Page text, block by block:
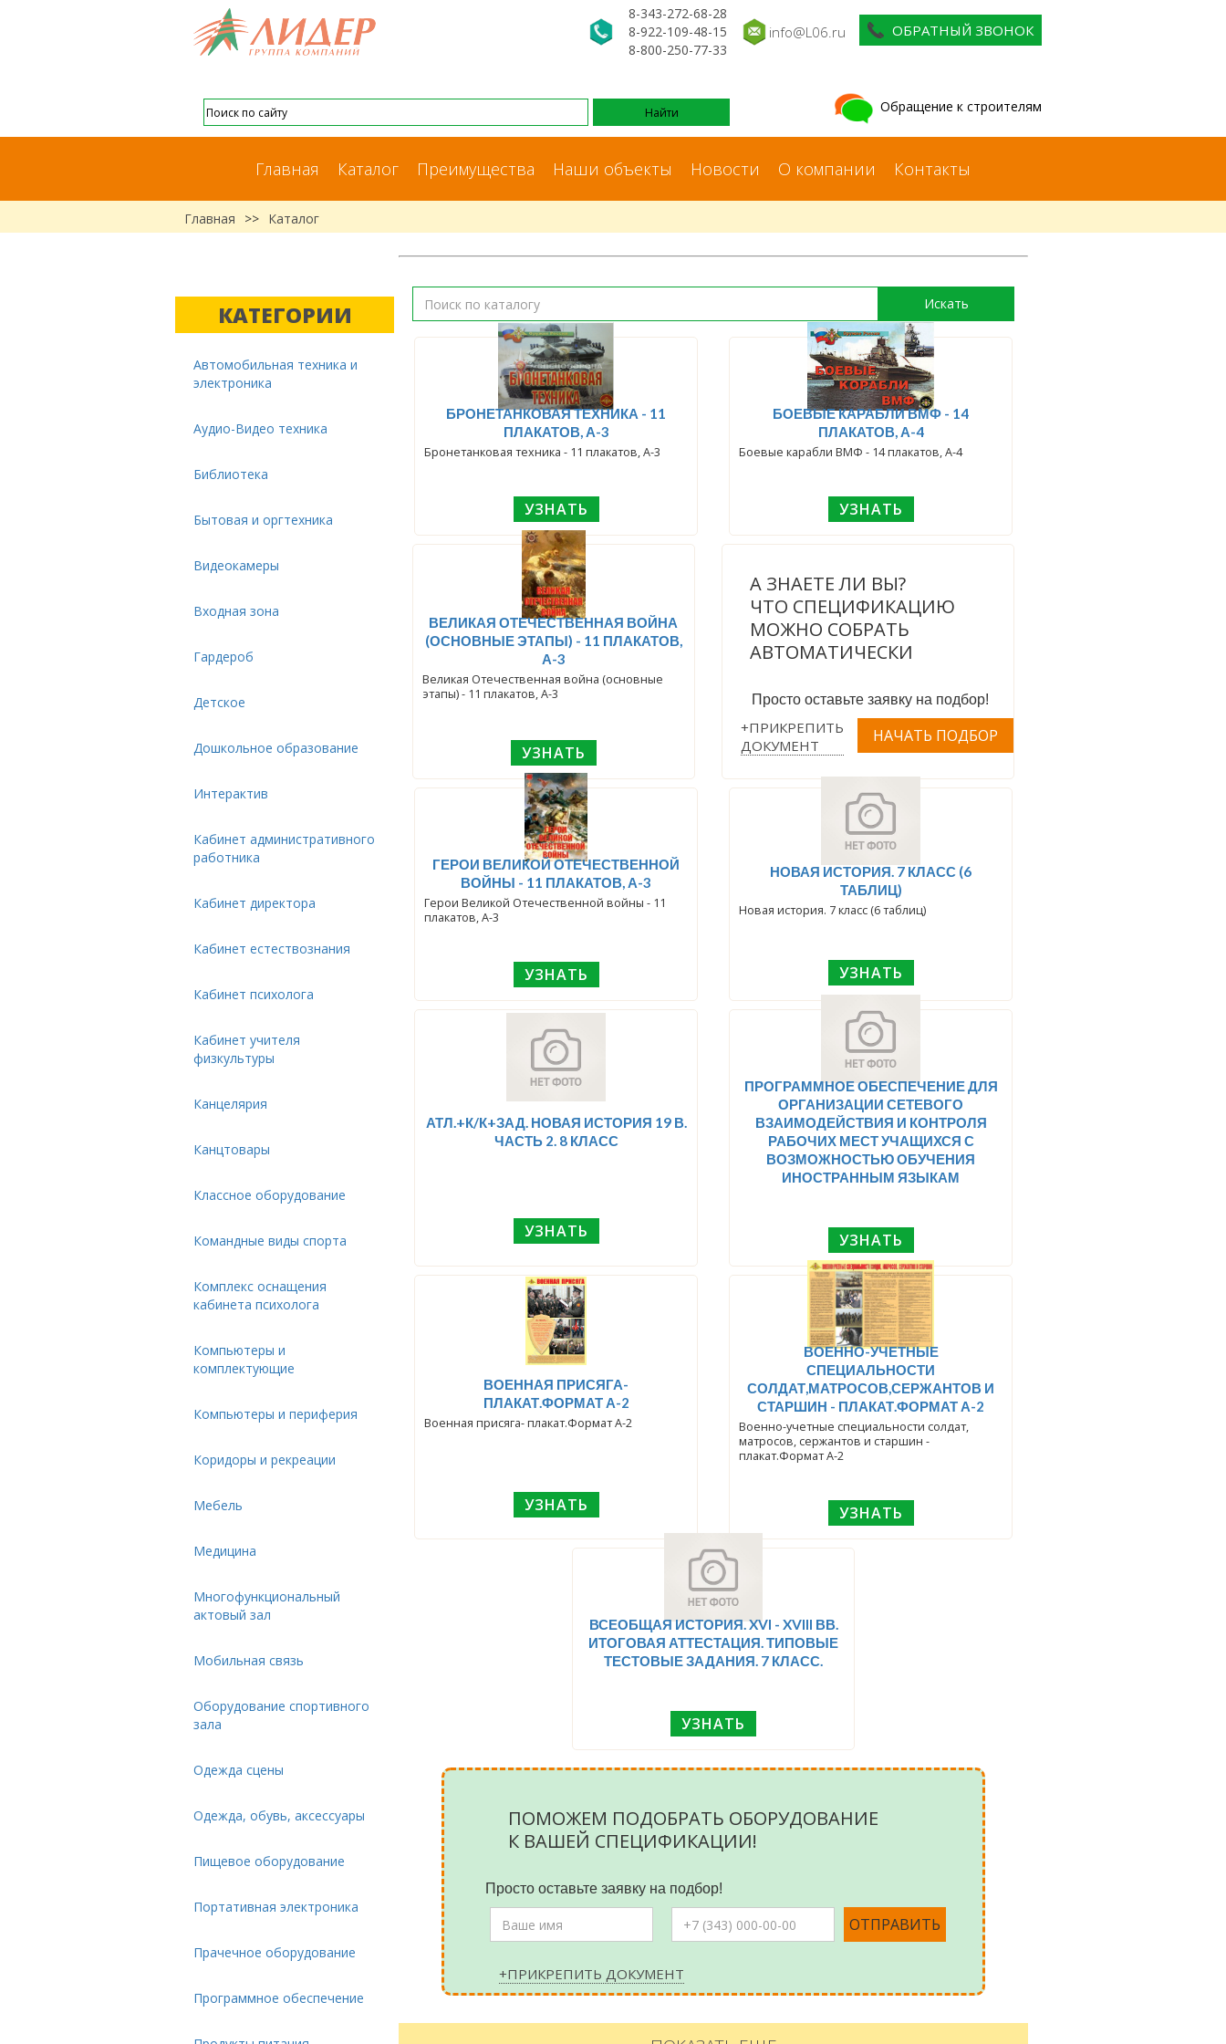
8-343-272-68-28
8-922-109-48-15
8-800-250-77-33
info@L06.ru ОБРАТНЫЙ ЗВОНОК
Обращение к строителям
Главная Каталог Преимущества Наши объекты Новости О компании Контакты
Главная >> Каталог
КАТЕГОРИИ
Автомобильная техника и
электроника
Аудио-Видео техника
Библиотека
Бытовая и оргтехника
Видеокамеры
Входная зона
Гардероб
Детское
Дошкольное образование
Интерактив
Кабинет административного
работника
Кабинет директора
Кабинет естествознания
Кабинет психолога
Кабинет учителя
физкультуры
Канцелярия
Канцтовары
Классное оборудование
Командные виды спорта
Комплекс оснащения
кабинета психолога
Компьютеры и
комплектующие
Компьютеры и периферия
Коридоры и рекреации
Мебель
Медицина
Многофункциональный
актовый зал
Мобильная связь
Оборудование спортивного
зала
Одежда сцены
Одежда, обувь, аксессуары
Пищевое оборудование
Портативная электроника
Прачечное оборудование
Программное обеспечение
БРОНЕТАНКОВАЯ ТЕХНИКА - 11
ПЛАКАТОВ, А-3
Бронетанковая техника - 11 плакатов, А-3
УЗНАТЬ
БОЕВЫЕ КАРАБЛИ ВМФ - 14
ПЛАКАТОВ, А-4
Боевые карабли ВМФ - 14 плакатов, А-4
УЗНАТЬ
ВЕЛИКАЯ ОТЕЧЕСТВЕННАЯ ВОЙНА
(ОСНОВНЫЕ ЭТАПЫ) - 11 ПЛАКАТОВ,
А-3
Великая Отечественная война (основные
этапы) - 11 плакатов, А-3
УЗНАТЬ
А ЗНАЕТЕ ЛИ ВЫ?
ЧТО СПЕЦИФИКАЦИЮ
МОЖНО СОБРАТЬ
АВТОМАТИЧЕСКИ
Просто оставьте заявку на подбор!
+ПРИКРЕПИТЬ
ДОКУМЕНТ
ГЕРОИ ВЕЛИКОЙ ОТЕЧЕСТВЕННОЙ
ВОЙНЫ - 11 ПЛАКАТОВ, А-3
Герои Великой Отечественной войны - 11
плакатов, А-3
УЗНАТЬ
НОВАЯ ИСТОРИЯ. 7 КЛАСС (6
ТАБЛИЦ)
Новая история. 7 класс (6 таблиц)
УЗНАТЬ
АТЛ.+К/К+ЗАД. НОВАЯ ИСТОРИЯ 19 В.
ЧАСТЬ 2. 8 КЛАСС
УЗНАТЬ
ПРОГРАММНОЕ ОБЕСПЕЧЕНИЕ ДЛЯ
ОРГАНИЗАЦИИ СЕТЕВОГО
ВЗАИМОДЕЙСТВИЯ И КОНТРОЛЯ
РАБОЧИХ МЕСТ УЧАЩИХСЯ С
ВОЗМОЖНОСТЬЮ ОБУЧЕНИЯ
ИНОСТРАННЫМ ЯЗЫКАМ
УЗНАТЬ
ВОЕННАЯ ПРИСЯГА-
ПЛАКАТ.ФОРМАТ А-2
Военная присяга- плакат.Формат А-2
УЗНАТЬ
ВОЕННО-УЧЕТНЫЕ
СПЕЦИАЛЬНОСТИ
СОЛДАТ,МАТРОСОВ,СЕРЖАНТОВ И
СТАРШИН - ПЛАКАТ.ФОРМАТ А-2
Военно-учетные специальности солдат,
матросов, сержантов и старшин -
плакат.Формат А-2
УЗНАТЬ
ВСЕОБЩАЯ ИСТОРИЯ. XVI - XVIII ВВ.
ИТОГОВАЯ АТТЕСТАЦИЯ. ТИПОВЫЕ
ТЕСТОВЫЕ ЗАДАНИЯ. 7 КЛАСС.
УЗНАТЬ
ПОМОЖЕМ ПОДОБРАТЬ ОБОРУДОВАНИЕ
К ВАШЕЙ СПЕЦИФИКАЦИИ!
Просто оставьте заявку на подбор!
+ПРИКРЕПИТЬ ДОКУМЕНТ